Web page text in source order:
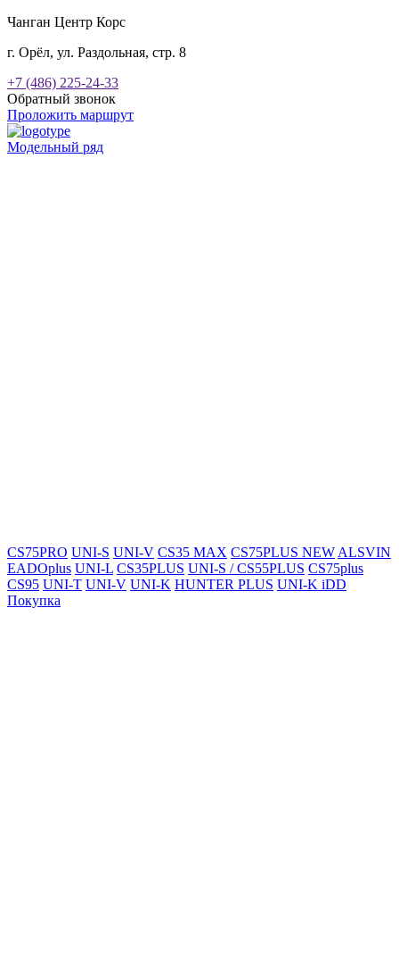
Чанган Центр Корс
г. Орёл, ул. Раздольная, стр. 8
+7 (486) 225-24-33
Обратный звонок
Проложить маршрут
Модельный ряд
CS75PRO UNI-S UNI-V CS35 MAX CS75PLUS NEW ALSVIN
EADOplus UNI-L CS35PLUS UNI-S / CS55PLUS CS75plus
CS95 UNI-T UNI-V UNI-K HUNTER PLUS UNI-K iDD
Покупка